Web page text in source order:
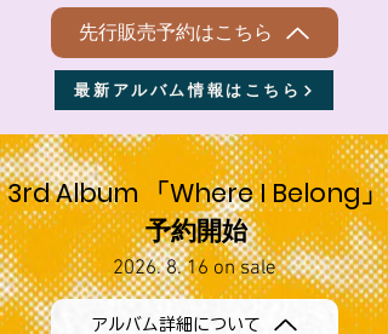
先行販売予約はこちら
最新アルバム情報はこちら
3rd Album 「Where I Belong」
予約開始
2026. 8. 16 on sale
アルバム詳細について